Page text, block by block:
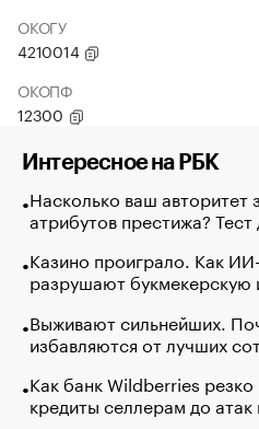
ОКОГУ
4210014
ОКОПФ
12300
Интересное на РБК
Насколько ваш авторитет
атрибутов престижа?
Казино проиграло. Как
разрушают букмекерскую
Выживают сильнейших.
избавляются от лучших
Как банк Wildberries резко
кредиты селлерам до атак